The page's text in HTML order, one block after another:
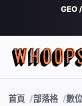
GEO
首頁 部落格
數